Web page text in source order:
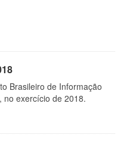
Brasileiro de Informação
no exercício de 2018.